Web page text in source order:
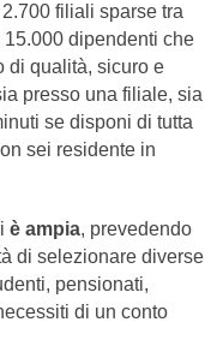
filiali sparse tra
15.000 dipendenti che
di qualità, sicuro e
presso una filiale, sia
se disponi di tutta
sei residente in
è ampia, prevedendo
di selezionare diverse
pensionati,
di un conto